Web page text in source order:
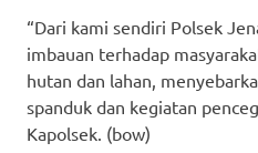
“Dari kami sendiri Polsek
imbauan terhadap
hutan dan lahan,
spanduk dan kegiatan
Kapolsek. (bow)